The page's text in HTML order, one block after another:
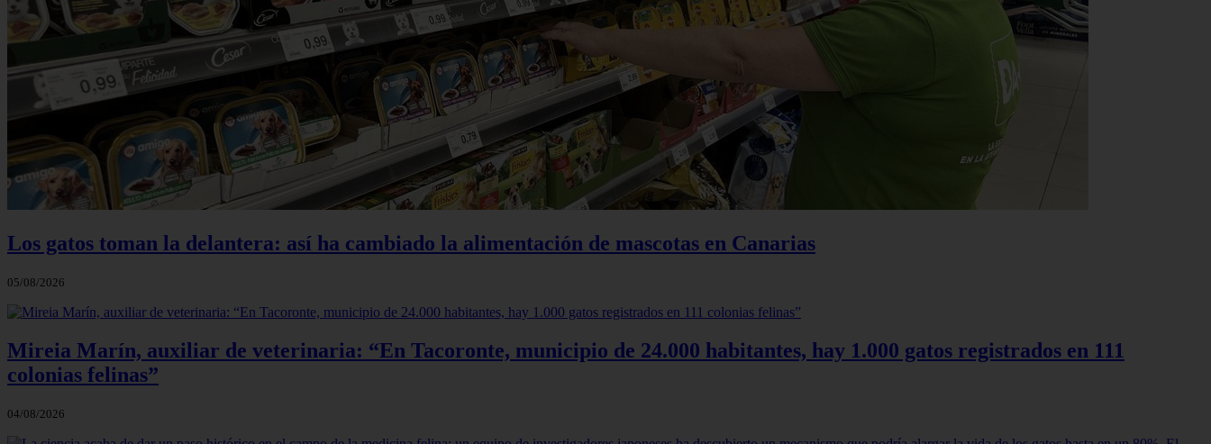
Los gatos toman la delantera: así ha cambiado la alimentación de mascotas en Canarias
05/08/2026
Mireia Marín, auxiliar de veterinaria: “En Tacoronte, municipio de 24.000 habitantes, hay 1.000 gatos registrados en 111
colonias felinas”
04/08/2026